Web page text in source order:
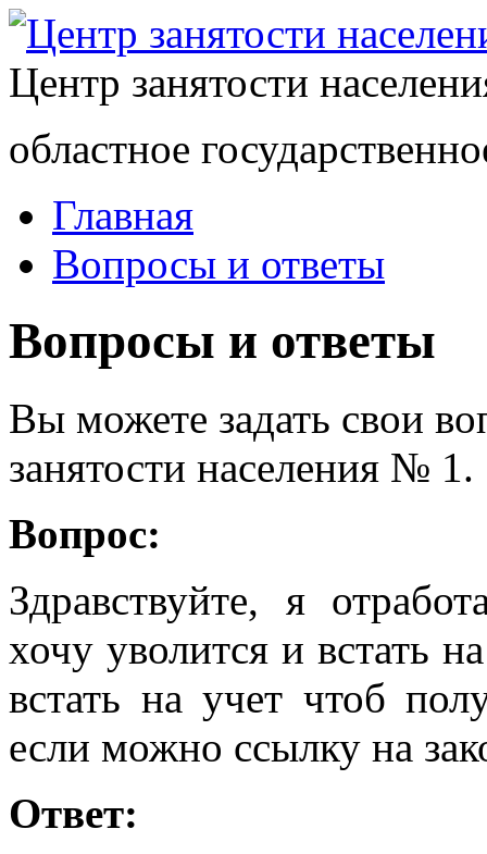
Центр занятости
областное
Главная
Вопросы и ответы
Вопросы и ответы
Вы можете задать свои
занятости населения № 1.
Вопрос:
Здравствуйте, я
хочу уволится и встать
встать на учет чтоб
если можно ссылку на
Ответ: